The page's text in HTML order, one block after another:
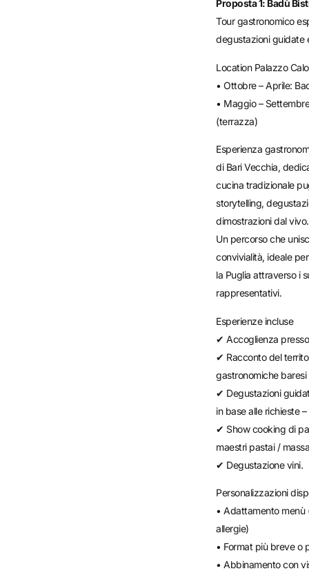
Proposta 1: Badù
Tour gastronomico
degustazioni guidate
Location Palazzo
• Ottobre – Aprile:
• Maggio –
(terrazza)
Esperienza
di Bari Vecchia,
cucina tradizionale
storytelling,
dimostrazioni dal vivo.
Un percorso che
convivialità, ideale
la Puglia attraverso i
rappresentativi.
Esperienze incluse
✔ Accoglienza
✔ Racconto del
gastronomiche baresi
✔ Degustazioni
in base alle richieste
✔ Show cooking di
maestri pastai /
✔ Degustazione vini.
Personalizzazioni
• Adattamento
allergie)
• Format più breve o
• Abbinamento con